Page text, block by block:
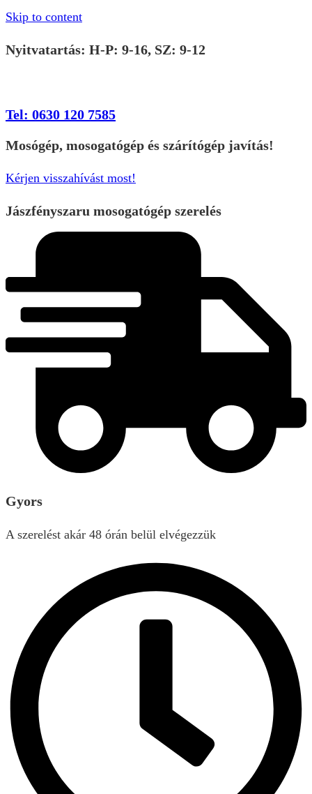
Skip to content
Nyitvatartás: H-P: 9-16, SZ: 9-12
Tel: 0630 120 7585
Mosógép, mosogatógép és szárítógép javítás!
Kérjen visszahívást most!
Jászfényszaru mosogatógép szerelés
Gyors
A szerelést akár 48 órán belül elvégezzük